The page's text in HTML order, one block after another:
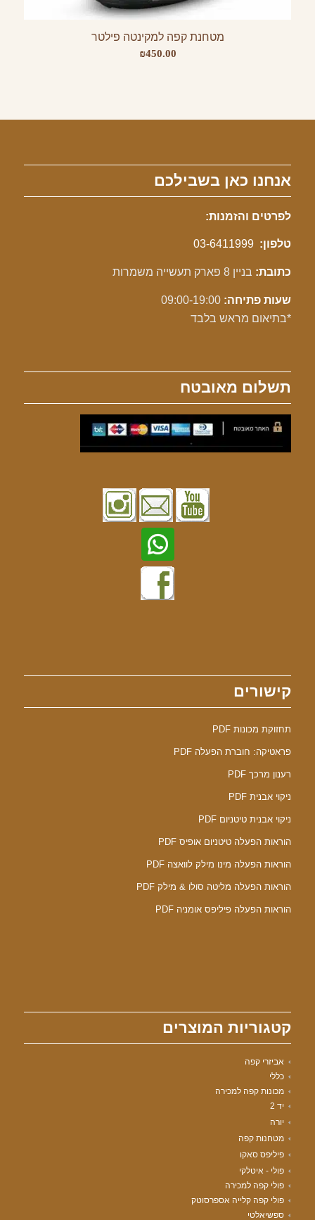
מטחנת ‏קפה למקינטה פילטר
₪450.00
אנחנו כאן בשבילכם
לפרטים והזמנות:
טלפון: 03-6411999
כתובת: בניין 8 פארק תעשייה משמרות
שעות פתיחה:
*בתיאום מראש בלבד
תשלום מאובטח
קישורים
תחזוקת מכונות PDF
פראטיקה: חוברת הפעלה PDF
רענון מרכך PDF
ניקוי אבנית PDF
ניקוי אבנית טיטניום PDF
הוראות הפעלה טיטניום אופיס PDF
הוראות הפעלה מינו מילק לוואצה PDF
הוראות הפעלה מליטה סולו & מילק PDF
הוראות הפעלה פיליפס אומניה PDF
קטגוריות המוצרים
אביזרי קפה
כללי
מכונות קפה למכירה
יד 2
יורה
מטחנות קפה
פיליפס סאקו
פולי - איטלקי
פולי קפה למכירה
פולי קפה קלייה אספרסוטק
ספשיאלטי